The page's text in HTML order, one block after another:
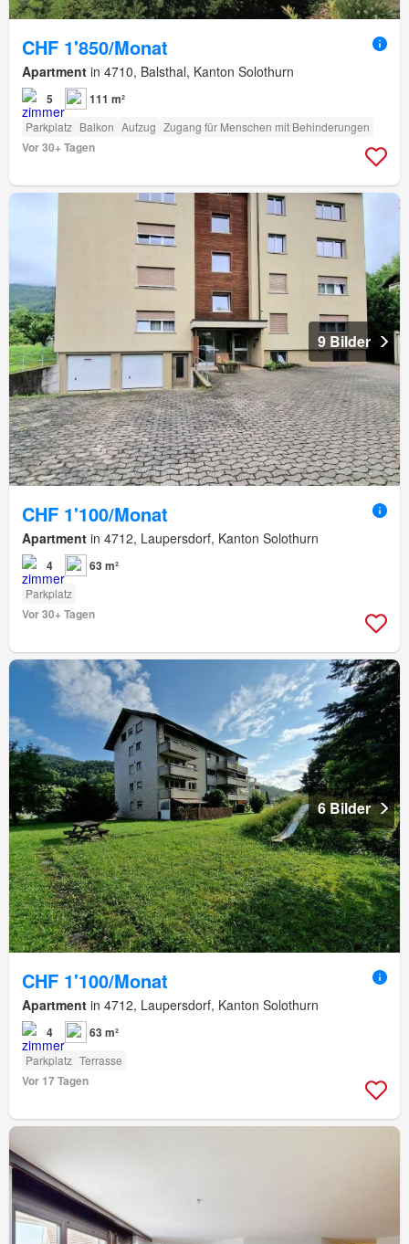
CHF 1'850/Monat
Apartment in 4710, Balsthal, Kanton Solothurn
5 111 m²
Parkplatz Balkon Aufzug Zugang für Menschen mit Behinderungen
Vor 30+ Tagen
9 Bilder
CHF 1'100/Monat
Apartment in 4712, Laupersdorf, Kanton Solothurn
4 63 m²
Parkplatz
Vor 30+ Tagen
6 Bilder
CHF 1'100/Monat
Apartment in 4712, Laupersdorf, Kanton Solothurn
4 63 m²
Parkplatz Terrasse
Vor 17 Tagen